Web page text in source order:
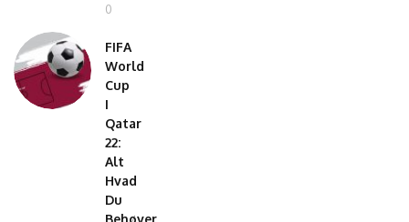
0
FIFA
World
Cup
I
Qatar
22:
Alt
Hvad
Du
Behøver